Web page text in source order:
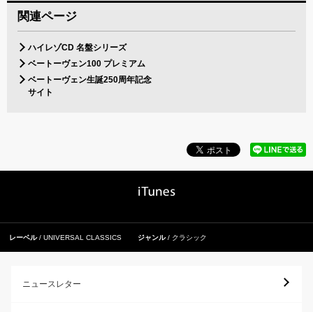
関連ページ
ハイレゾCD 名盤シリーズ
ベートーヴェン100 プレミアム
ベートーヴェン生誕250周年記念
サイト
レーベル UNIVERSAL CLASSICS ジャンル クラシック
ニュースレター